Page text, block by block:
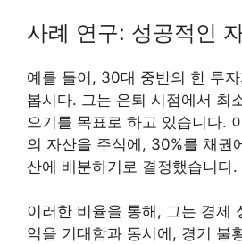
사례 연구: 성공적인
예를 들어, 30대 중반의 한 투
봅시다. 그는 은퇴 시점에서 최
으기를 목표로 하고 있습니다.
의 자산을 주식에, 30%를 채권
산에 배분하기로 결정했습니다.
이러한 비율을 통해, 그는 경제
익을 기대함과 동시에, 경기 불